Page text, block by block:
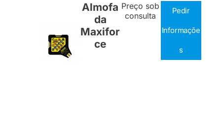
Almofa
da
Maxifor
ce
Preço sob
consulta
Pedir
Informaçõe
s